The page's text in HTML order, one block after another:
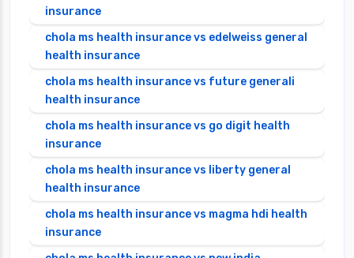
insurance
chola ms health insurance vs edelweiss general
health insurance
chola ms health insurance vs future generali
health insurance
chola ms health insurance vs go digit health
insurance
chola ms health insurance vs liberty general
health insurance
chola ms health insurance vs magma hdi health
insurance